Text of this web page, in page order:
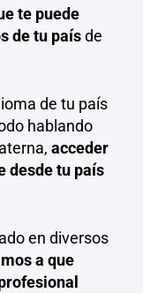
te puede
de tu paísde
de tu país
hablando
acceder
desde tu país
en diversos
a que